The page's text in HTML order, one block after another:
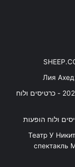
Лия
משופן ועד AC/DC - מופע פסנתר לאור נרות 2026 - כרטיסים ולוח
"Театр У
спектакль